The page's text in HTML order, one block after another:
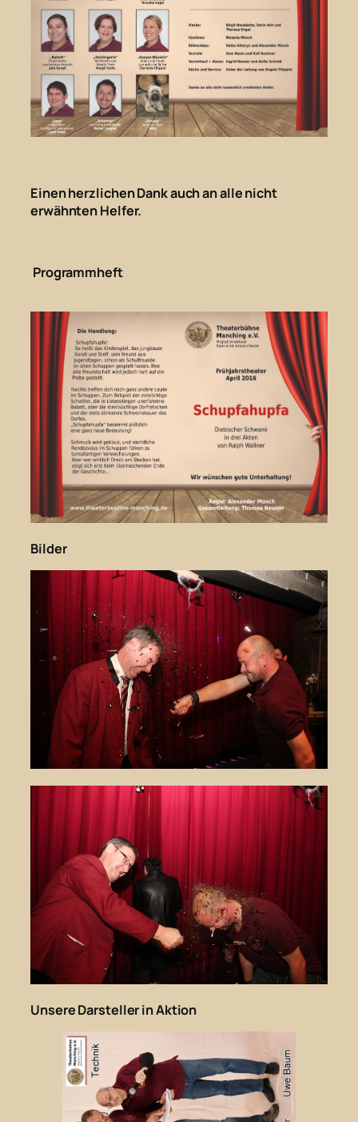
Einen herzlichen Dank auch an alle nicht
erwähnten Helfer.
Programmheft
Bilder
Unsere Darsteller in Aktion